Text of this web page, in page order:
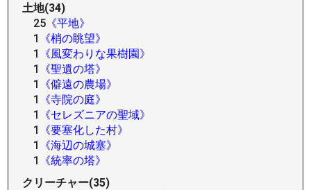
土地(34)
25 《平地》
1
《梢の眺望》
1
《風変わりな果樹園》
1
《聖遺の塔》
1
《僻遠の農場》
1
《寺院の庭》
1
《セレズニアの聖域》
1
《要塞化した村》
1
《海辺の城塞》
1
《統率の塔》
クリーチャー(35)